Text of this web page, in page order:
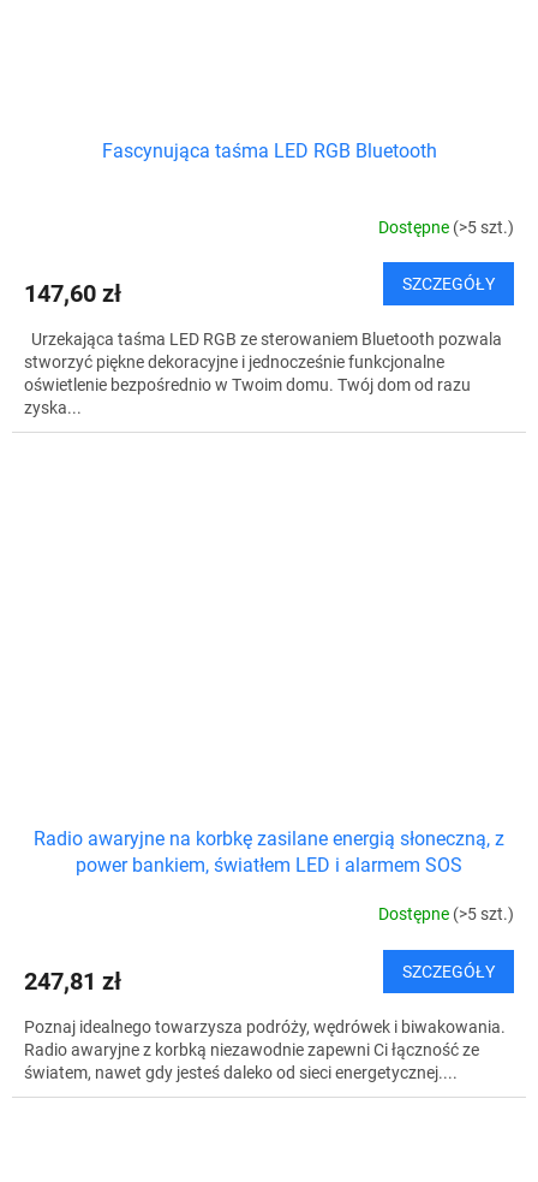
Fascynująca taśma LED RGB Bluetooth
Dostępne (>5 szt.)
147,60 zł SZCZEGÓŁY
Urzekająca taśma LED RGB ze sterowaniem Bluetooth pozwala
stworzyć piękne dekoracyjne i jednocześnie funkcjonalne
oświetlenie bezpośrednio w Twoim domu. Twój dom od razu
zyska...
Radio awaryjne na korbkę zasilane energią słoneczną, z
power bankiem, światłem LED i alarmem SOS
Dostępne (>5 szt.)
247,81 zł SZCZEGÓŁY
Poznaj idealnego towarzysza podróży, wędrówek i biwakowania.
Radio awaryjne z korbką niezawodnie zapewni Ci łączność ze
światem, nawet gdy jesteś daleko od sieci energetycznej....